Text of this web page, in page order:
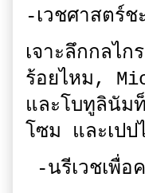
-เวชศาสตร์
เจาะลึกกลไ
ร้อยไหม,
และโบทูลินัม
โซม และเปป
-นรีเวชเพื่